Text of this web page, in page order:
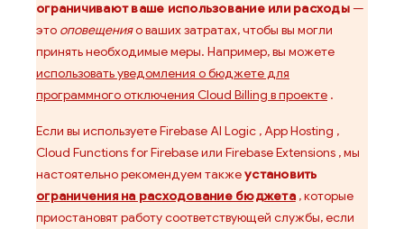
ограничивают ваше использование или расходы—
это оповещенияо ваших затратах, чтобы вы могли
принять необходимые меры. Например, вы можете
использовать уведомления о бюджете для
программного отключения Cloud Billing в проекте .
Если вы используетеFirebase AI Logic ,App Hosting ,
Cloud Functions for Firebaseили Firebase Extensions , мы
настоятельно рекомендуем такжеустановить
ограничения на расходование бюджета, которые
приостановят работу соответствующей службы, если